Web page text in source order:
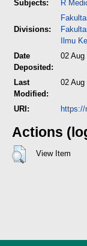
Subjects:
R
Divisions:
Ilmu
Date
Deposited:
02 Aug
Last
Modified:
02 Aug
URI: https://
Actions
View Item